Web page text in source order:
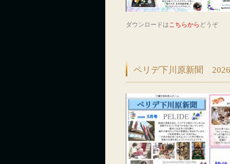
ダウンロードはこちらから どうぞ
ペリデ下川原新聞